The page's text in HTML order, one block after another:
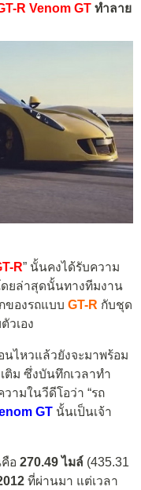
R Venom GT ทำลาย
R” นั้นคงได้รับความ
ดยล่าสุดนั้นทางทีมงาน
ของรถแบบ GT-R กับชุด
วเอง
นไหวแล้วยังจะมาพร้อม
ม ซึ่งบันทึกเวลาทำ
ามในวีดีโอว่า “รถ
GT นั้นเป็นเจ้า
อ 270.49 ไมล์ (435.31
ที่ผ่านมา แต่เวลา